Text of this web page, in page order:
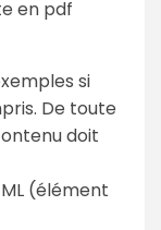
en pdf
si
De toute
doit
(élément